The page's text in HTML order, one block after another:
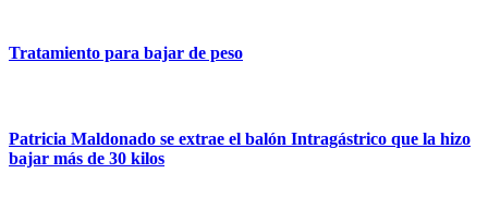
Tratamiento para bajar de peso
Patricia Maldonado se extrae el balón Intragástrico que la hizo
bajar más de 30 kilos